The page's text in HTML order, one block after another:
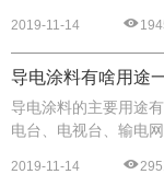
电路不同，这种聚合
容性的。 这种导电塑料是以地球中丰富的元素(碳，氮和氧)为原材
料制造而成的，并且
究的这种材料还有另
信号，这种信号是大
池中的材料是也至关
2019-11-14
导电涂料有啥用途
导电涂料的主要用途有以下几点： 1.可用于
电台、电视台、输电网络或线路附
和研究设施内可预防
或办公室; 3.在军 事设施或机场中防护雷达辐射; 4.在医疗上可以预防
2019-11-14